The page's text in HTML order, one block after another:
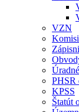
VZN
PHSR
KPSS
Štatút